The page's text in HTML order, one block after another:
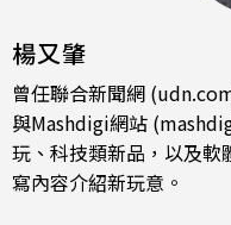
楊又肇
曾任聯合新聞網
與Mashdigi網站
玩、科技類新品，以及
寫內容介紹新玩意。